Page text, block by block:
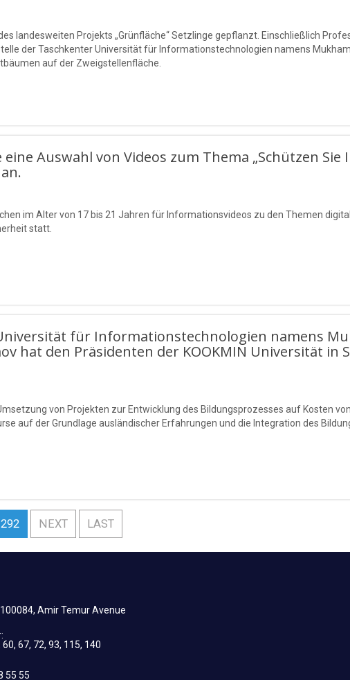
landesweiten Projekts „Grünfläche“ Setzlinge gepflanzt. Einschließlich
der Taschkenter Universität für Informationstechnologien namens
auf der Zweigstellenfläche.
Auswahl von Videos zum Thema „Schützen Sie
im Alter von 17 bis 21 Jahren für Informationsvideos zu den Themen
statt.
für Informationstechnologien namens
hat den Präsidenten der KOOKMIN Universität in
von Projekten zur Entwicklung des Bildungsprozesses auf Kosten
auf der Grundlage ausländischer Erfahrungen und die Integration des
292 NEXT LAST
Amir Temur Avenue
67, 72, 93, 115, 140
55 55